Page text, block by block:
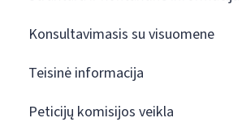
Konsultavimasis su visuomene
Teisinė informacija
Peticijų komisijos veikla